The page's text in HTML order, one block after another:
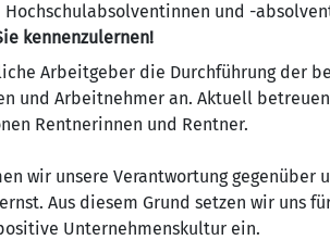
und -
kennenzulernen!
Arbeitgeber die Durchführung der
und Arbeitnehmer an. Aktuell
Rentnerinnen und Rentner.
wir unsere Verantwortung gegenüber
Aus diesem Grund setzen wir uns
Unternehmenskultur ein.